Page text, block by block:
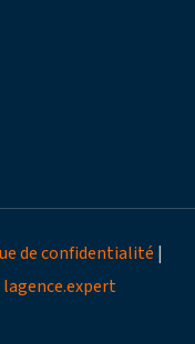
de confidentialité |
lagence.expert